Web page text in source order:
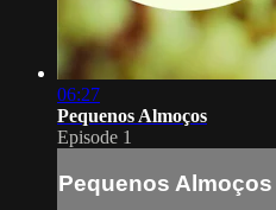
06:27
Pequenos Almoços
Episode 1
Pequenos Almoços